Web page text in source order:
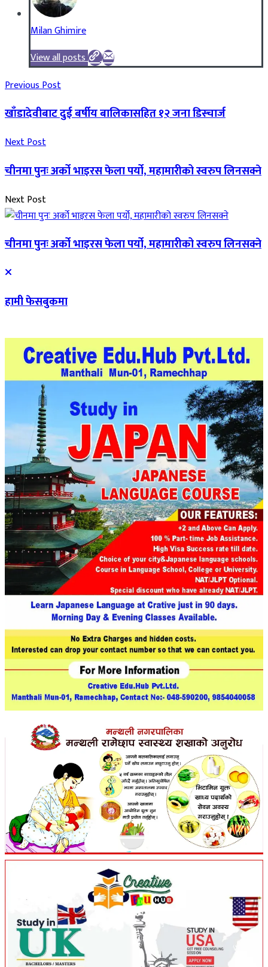
Milan Ghimire
View all posts
Previous Post
खाँडादेवीबाट दुई बर्षीय बालिकासहित १२ जना डिस्चार्ज
Next Post
चीनमा पुनः अर्को भाइरस फेला पर्यो, महामारीको स्वरुप लिनसक्ने
Next Post
चीनमा पुनः अर्को भाइरस फेला पर्यो, महामारीको स्वरुप लिनसक्ने
हामी फेसबुकमा